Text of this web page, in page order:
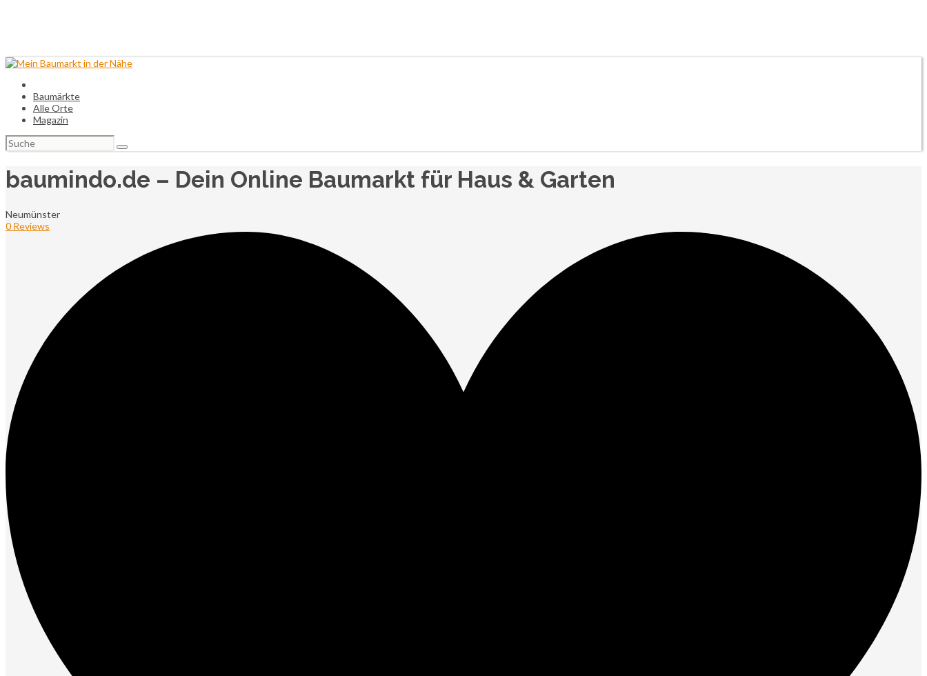
Baumärkte
Alle Orte
Magazin
Suchen
nach:
baumindo.de – Dein Online Baumarkt für Haus & Garten
Neumünster
0 Reviews